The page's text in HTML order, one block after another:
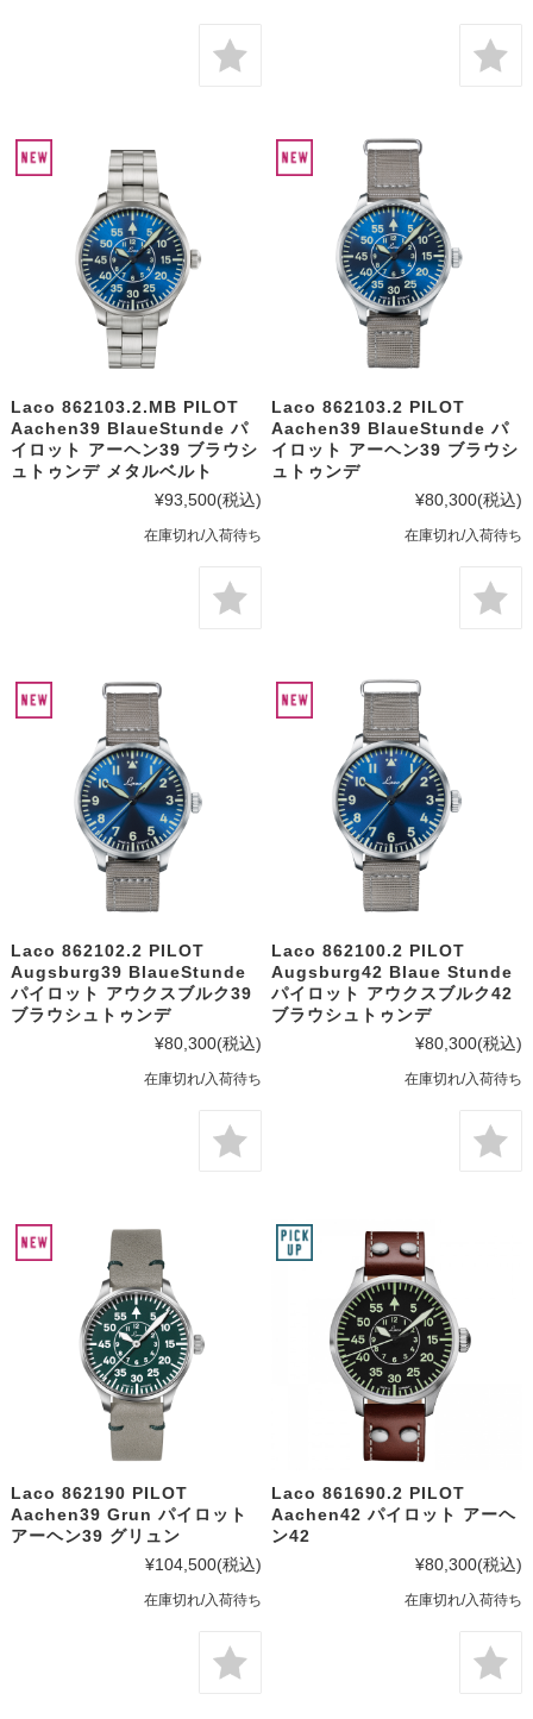
Laco 862103.2.MB PILOT
Aachen39 BlaueStunde パ
イロット アーヘン39 ブラウシ
ュトゥンデ メタルベルト
¥93,500(税込)
在庫切れ/入荷待ち
Laco 862103.2 PILOT
Aachen39 BlaueStunde パ
イロット アーヘン39 ブラウシ
ュトゥンデ
¥80,300(税込)
在庫切れ/入荷待ち
Laco 862102.2 PILOT
Augsburg39 BlaueStunde
パイロット アウクスブルク39
ブラウシュトゥンデ
¥80,300(税込)
在庫切れ/入荷待ち
Laco 862100.2 PILOT
Augsburg42 Blaue Stunde
パイロット アウクスブルク42
ブラウシュトゥンデ
¥80,300(税込)
在庫切れ/入荷待ち
Laco 862190 PILOT
Aachen39 Grun パイロット
アーヘン39 グリュン
¥104,500(税込)
在庫切れ/入荷待ち
Laco 861690.2 PILOT
Aachen42 パイロット アーヘ
ン42
¥80,300(税込)
在庫切れ/入荷待ち